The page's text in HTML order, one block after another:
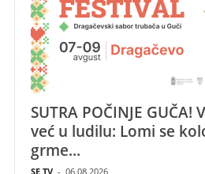
SUTRA POČINJE GUČA!
već u ludilu: Lomi se
grme...
SE TV - 06.08.2026